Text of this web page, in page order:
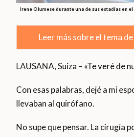
Irene Olumese durante una de sus estadías en
Leer más sobre el tema
LAUSANA, Suiza – «Te veré de
Con esas palabras, dejé a mi
llevaban al quirófano.
No supe que pensar. La cirugía